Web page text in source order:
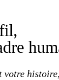
,
votre histoire